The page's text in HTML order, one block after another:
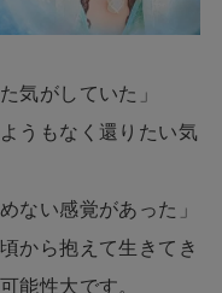
気がしていた」
うもなく還りたい気
ない感覚があった」
から抱えて生きてき
能性大です。